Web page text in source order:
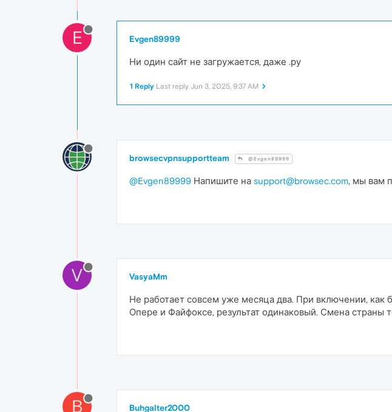
E Evgen89999
Ни один сайт не загружается, даже .ру
1 Reply Last reply Jun 3, 2025, 9:37 AM
browsecvpnsupportteam @Evgen89999
@Evgen89999 Напишите на support@browsec.com, мы вам
V VasyaMm
Не работает совсем уже месяца два. При включении, как
Опере и Файфоксе, результат одинаковый. Смена страны
B Buhgalter2000